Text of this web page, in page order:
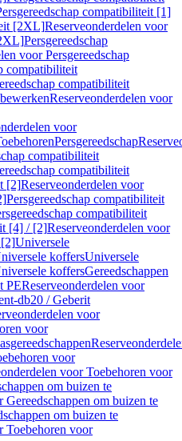
compatibiliteit [1]
[2XL]Reserveonderdelen voor
Persgereedschap
voor Persgereedschap
compatibiliteit
compatibiliteit
Reserveonderdelen voor
voor
Persgereedschap
compatibiliteit
compatibiliteit
[2]Reserveonderdelen voor
Persgereedschap compatibiliteit
compatibiliteit
[4] / [2]Reserveonderdelen voor
[2]Universele
koffersUniversele
koffersGereedschappen
PEReserveonderdelen voor
db20 / Geberit
voor
voor
voor
voor Toebehoren voor
om buizen te
Gereedschappen om buizen te
om buizen te
Toebehoren voor